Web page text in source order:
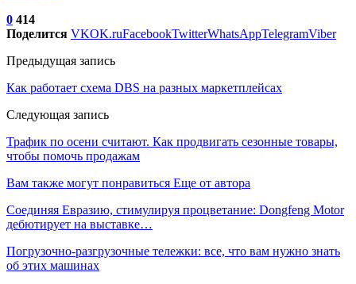
0 414
Поделится VKOK.ruFacebookTwitterWhatsAppTelegramViber
Предыдущая запись
Как работает схема DBS на разных маркетплейсах
Следующая запись
Трафик по осени считают. Как продвигать сезонные товары,
чтобы помочь продажам
Вам также могут понравиться Еще от автора
Соединяя Евразию, стимулируя процветание: Dongfeng Motor
дебютирует на выставке…
Погрузочно-разгрузочные тележки: все, что вам нужно знать
об этих машинах